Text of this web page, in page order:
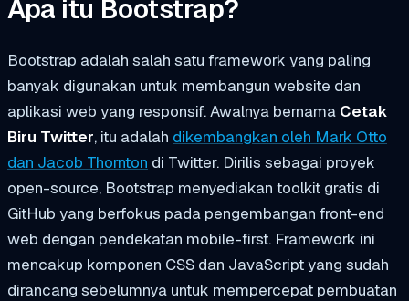
Apa itu Bootstrap?
Bootstrap adalah salah satu framework yang paling
banyak digunakan untuk membangun website dan
aplikasi web yang responsif. Awalnya bernama Cetak
Biru Twitter, itu adalah dikembangkan oleh Mark Otto
dan Jacob Thornton di Twitter. Dirilis sebagai proyek
open-source, Bootstrap menyediakan toolkit gratis di
GitHub yang berfokus pada pengembangan front-end
web dengan pendekatan mobile-first. Framework ini
mencakup komponen CSS dan JavaScript yang sudah
dirancang sebelumnya untuk mempercepat pembuatan